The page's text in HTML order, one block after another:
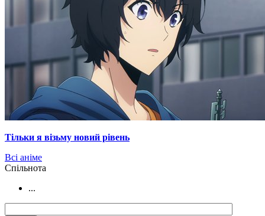
Тільки я візьму новий рівень
Всі аніме
Cпільнота
...